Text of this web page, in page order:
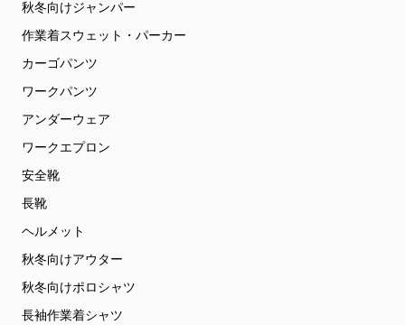
秋冬向けジャンパー
作業着スウェット・パーカー
カーゴパンツ
ワークパンツ
アンダーウェア
ワークエプロン
安全靴
長靴
ヘルメット
秋冬向けアウター
秋冬向けポロシャツ
長袖作業着シャツ